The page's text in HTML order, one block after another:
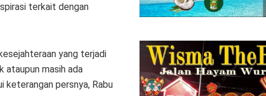
terkait dengan
yang terjadi
ataupun masih ada
keterangan persnya, Rabu